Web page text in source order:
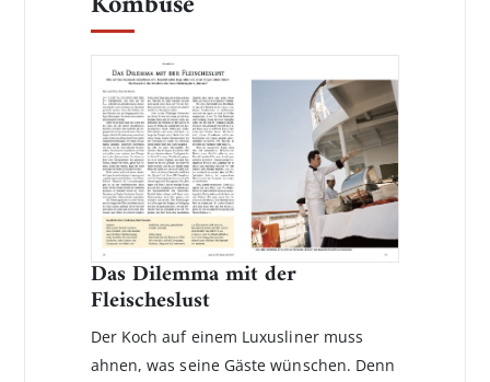
Das Dilemma mit der
Fleischeslust
Der Koch auf einem Luxusliner muss
ahnen, was seine Gäste wünschen. Denn